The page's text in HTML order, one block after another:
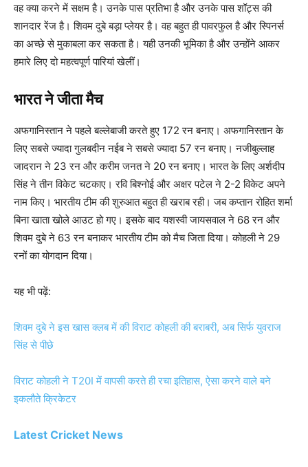
वह क्या करने में सक्षम है। उनके पास प्रतिभा है और उनके पास शॉट्स की
शानदार रेंज है। शिवम दुबे बड़ा प्लेयर है। वह बहुत ही पावरफुल है और स्पिनर्स
का अच्छे से मुकाबला कर सकता है। यही उनकी भूमिका है और उन्होंने आकर
हमारे लिए दो महत्वपूर्ण पारियां खेलीं।
भारत ने जीता मैच
अफगानिस्तान ने पहले बल्लेबाजी करते हुए 172 रन बनाए। अफगानिस्तान के
लिए सबसे ज्यादा गुलबदीन नईब ने सबसे ज्यादा 57 रन बनाए। नजीबुल्लाह
जादरान ने 23 रन और करीम जनत ने 20 रन बनाए। भारत के लिए अर्शदीप
सिंह ने तीन विकेट चटकाए। रवि बिश्नोई और अक्षर पटेल ने 2-2 विकेट अपने
नाम किए। भारतीय टीम की शुरुआत बहुत ही खराब रही। जब कप्तान रोहित शर्मा
बिना खाता खोले आउट हो गए। इसके बाद यशस्वी जायसवाल ने 68 रन और
शिवम दुबे ने 63 रन बनाकर भारतीय टीम को मैच जिता दिया। कोहली ने 29
रनों का योगदान दिया।
यह भी पढ़ें:
शिवम दुबे ने इस खास क्लब में की विराट कोहली की बराबरी, अब सिर्फ युवराज
सिंह से पीछे
विराट कोहली ने T20I में वापसी करते ही रचा इतिहास, ऐसा करने वाले बने
इकलौते क्रिकेटर
Latest Cricket News